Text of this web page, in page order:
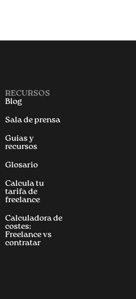
RECURSOS
Blog
Sala de prensa
Guías y
recursos
Glosario
Calcula tu
tarifa de
freelance
Calculadora de
costes:
Freelance vs
contratar